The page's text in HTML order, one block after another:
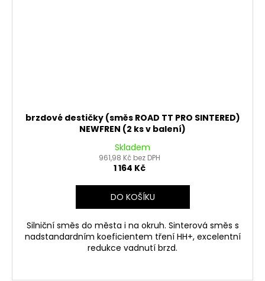
brzdové destičky (směs ROAD TT PRO SINTERED)
NEWFREN (2 ks v balení)
Skladem
961,98 Kč bez DPH
1 164 Kč
DO KOŠÍKU
Silniční směs do města i na okruh. Sinterová směs s
nadstandardním koeficientem tření HH+, excelentní
redukce vadnutí brzd.